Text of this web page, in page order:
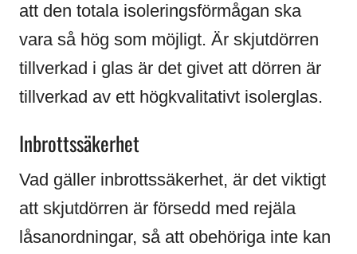
att den totala isoleringsförmågan ska
vara så hög som möjligt. Är skjutdörren
tillverkad i glas är det givet att dörren är
tillverkad av ett högkvalitativt isolerglas.
Inbrottssäkerhet
Vad gäller inbrottssäkerhet, är det viktigt
att skjutdörren är försedd med rejäla
låsanordningar, så att obehöriga inte kan